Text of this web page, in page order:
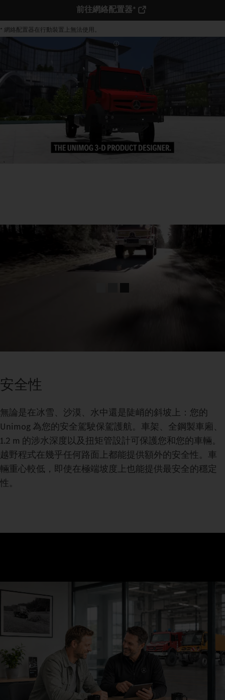
前往網絡配置器*
* 網絡配置器在行動裝置上無法使用。
安全性
無論是在冰雪、沙漠、水中還是陡峭的斜坡上：您的
Unimog 為您的安全駕駛保駕護航。車架、全鋼製車廂、
1.2 m 的涉水深度以及扭矩管設計可保護您和您的車輛。
越野程式在幾乎任何路面上都能提供額外的安全性。車
輛重心較低，即使在極端坡度上也能提供最安全的穩定
性。